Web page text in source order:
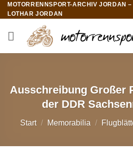
Zum
Inhalt
springen
MOTORRENNSPORT-ARCHIV JORDAN
LOTHAR JORDAN
Ausschreibung Großer
der DDR
Start / Memorabilia /